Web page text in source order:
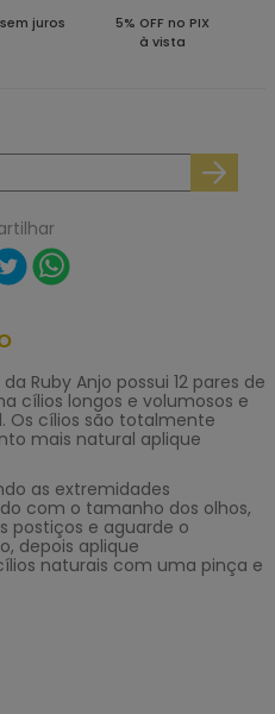
juros
5% OFF no PIX
à vista
da Ruby Anjo possui 12 pares de
cílios longos e volumosos e
Os cílios são totalmente
mais natural aplique
as extremidades
com o tamanho dos olhos,
postiços e aguarde o
depois aplique
naturais com uma pinça e